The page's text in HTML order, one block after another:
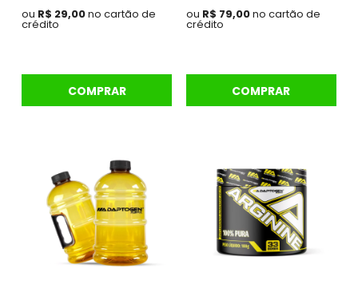
ou R$ 29,00no cartão de
crédito
COMPRAR
ou R$ 79,00no cartão de
crédito
COMPRAR